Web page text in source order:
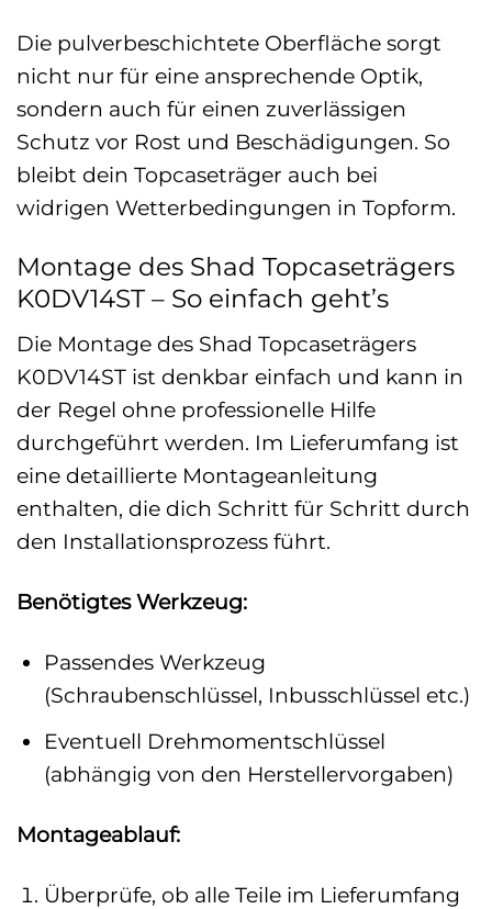
Die pulverbeschichtete Oberfläche sorgt
nicht nur für eine ansprechende Optik,
sondern auch für einen zuverlässigen
Schutz vor Rost und Beschädigungen. So
bleibt dein Topcaseträger auch bei
widrigen Wetterbedingungen in Topform.
Montage des Shad Topcaseträgers
K0DV14ST – So einfach geht’s
Die Montage des Shad Topcaseträgers
K0DV14ST ist denkbar einfach und kann in
der Regel ohne professionelle Hilfe
durchgeführt werden. Im Lieferumfang ist
eine detaillierte Montageanleitung
enthalten, die dich Schritt für Schritt durch
den Installationsprozess führt.
Benötigtes Werkzeug:
Passendes Werkzeug
(Schraubenschlüssel, Inbusschlüssel etc.)
Eventuell Drehmomentschlüssel
(abhängig von den Herstellervorgaben)
Montageablauf:
Überprüfe, ob alle Teile im Lieferumfang